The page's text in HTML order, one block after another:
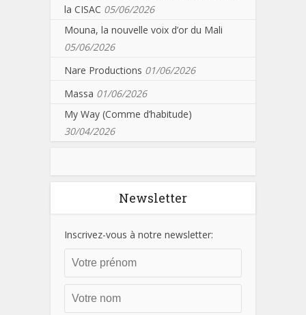
la CISAC 05/06/2026
Mouna, la nouvelle voix d’or du Mali
05/06/2026
Nare Productions 01/06/2026
Massa 01/06/2026
My Way (Comme d’habitude)
30/04/2026
Newsletter
Inscrivez-vous à notre newsletter: